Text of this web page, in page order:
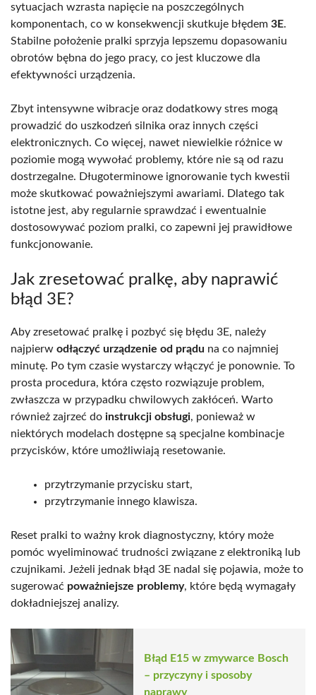
sytuacjach wzrasta napięcie na poszczególnych
komponentach, co w konsekwencji skutkuje błędem 3E.
Stabilne położenie pralki sprzyja lepszemu dopasowaniu
obrotów bębna do jego pracy, co jest kluczowe dla
efektywności urządzenia.
Zbyt intensywne wibracje oraz dodatkowy stres mogą
prowadzić do uszkodzeń silnika oraz innych części
elektronicznych. Co więcej, nawet niewielkie różnice w
poziomie mogą wywołać problemy, które nie są od razu
dostrzegalne. Długoterminowe ignorowanie tych kwestii
może skutkować poważniejszymi awariami. Dlatego tak
istotne jest, aby regularnie sprawdzać i ewentualnie
dostosowywać poziom pralki, co zapewni jej prawidłowe
funkcjonowanie.
Jak zresetować pralkę, aby naprawić
błąd 3E?
Aby zresetować pralkę i pozbyć się błędu 3E, należy
najpierw odłączyć urządzenie od prądu na co najmniej
minutę. Po tym czasie wystarczy włączyć je ponownie. To
prosta procedura, która często rozwiązuje problem,
zwłaszcza w przypadku chwilowych zakłóceń. Warto
również zajrzeć do instrukcji obsługi, ponieważ w
niektórych modelach dostępne są specjalne kombinacje
przycisków, które umożliwiają resetowanie.
przytrzymanie przycisku start,
przytrzymanie innego klawisza.
Reset pralki to ważny krok diagnostyczny, który może
pomóc wyeliminować trudności związane z elektroniką lub
czujnikami. Jeżeli jednak błąd 3E nadal się pojawia, może to
sugerować poważniejsze problemy, które będą wymagały
dokładniejszej analizy.
Błąd E15 w zmywarce Bosch
– przyczyny i sposoby
naprawy